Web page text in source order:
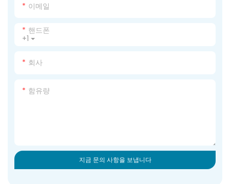
이메일
+1
핸드폰
회사
함유량
지금 문의 사항을 보냅니다